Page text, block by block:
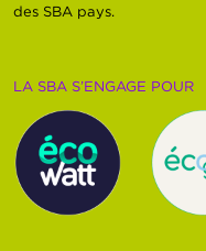
des SBA pays.
LA SBA S’ENGAGE POUR